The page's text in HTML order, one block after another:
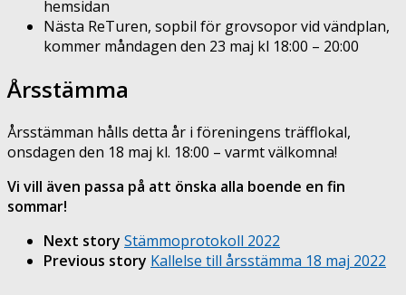
hemsidan
Nästa ReTuren, sopbil för grovsopor vid vändplan,
kommer måndagen den 23 maj kl 18:00 – 20:00
Årsstämma
Årsstämman hålls detta år i föreningens träfflokal,
onsdagen den 18 maj kl. 18:00 – varmt välkomna!
Vi vill även passa på att önska alla boende en fin
sommar!
Next story Stämmoprotokoll 2022
Previous story Kallelse till årsstämma 18 maj 2022